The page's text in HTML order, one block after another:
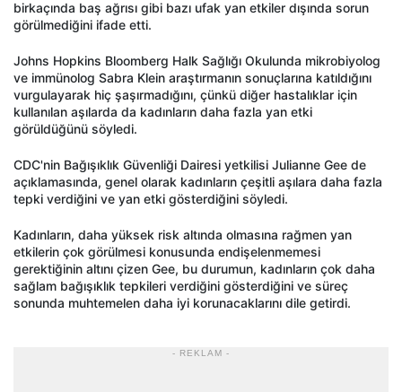
birkaçında baş ağrısı gibi bazı ufak yan etkiler dışında sorun
görülmediğini ifade etti.
Johns Hopkins Bloomberg Halk Sağlığı Okulunda mikrobiyolog
ve immünolog Sabra Klein araştırmanın sonuçlarına katıldığını
vurgulayarak hiç şaşırmadığını, çünkü diğer hastalıklar için
kullanılan aşılarda da kadınların daha fazla yan etki
görüldüğünü söyledi.
CDC'nin Bağışıklık Güvenliği Dairesi yetkilisi Julianne Gee de
açıklamasında, genel olarak kadınların çeşitli aşılara daha fazla
tepki verdiğini ve yan etki gösterdiğini söyledi.
Kadınların, daha yüksek risk altında olmasına rağmen yan
etkilerin çok görülmesi konusunda endişelenmemesi
gerektiğinin altını çizen Gee, bu durumun, kadınların çok daha
sağlam bağışıklık tepkileri verdiğini gösterdiğini ve süreç
sonunda muhtemelen daha iyi korunacaklarını dile getirdi.
- REKLAM -